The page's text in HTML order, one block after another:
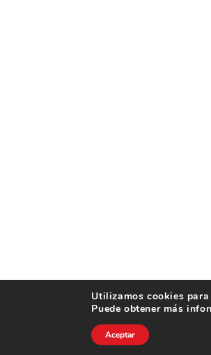
Utilizamos cookies
Puede obtener más
Aceptar